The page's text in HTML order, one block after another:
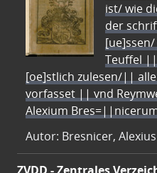
ist/ wie
der
Teuffel ||
[oe]stlich zulesen/||
vorfasset || vnd
Alexium
Autor: Bresnicer, Alexius